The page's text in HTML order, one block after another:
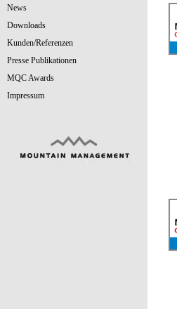
News
Downloads
Kunden/Referenzen
Presse Publikationen
MQC Awards
Impressum